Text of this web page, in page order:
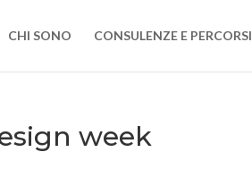
CHI SONO CONSULENZE E PERCORSI
week